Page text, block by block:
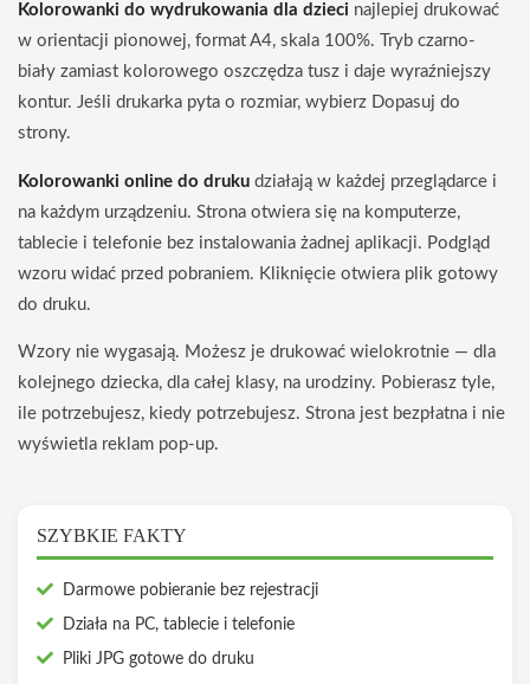
Kolorowanki do wydrukowania dla dzieci najlepiej drukować
w orientacji pionowej, format A4, skala 100%. Tryb czarno-
biały zamiast kolorowego oszczędza tusz i daje wyraźniejszy
kontur. Jeśli drukarka pyta o rozmiar, wybierz Dopasuj do
strony.
Kolorowanki online do druku działają w każdej przeglądarce i
na każdym urządzeniu. Strona otwiera się na komputerze,
tablecie i telefonie bez instalowania żadnej aplikacji. Podgląd
wzoru widać przed pobraniem. Kliknięcie otwiera plik gotowy
do druku.
Wzory nie wygasają. Możesz je drukować wielokrotnie — dla
kolejnego dziecka, dla całej klasy, na urodziny. Pobierasz tyle,
ile potrzebujesz, kiedy potrzebujesz. Strona jest bezpłatna i nie
wyświetla reklam pop-up.
SZYBKIE FAKTY
Darmowe pobieranie bez rejestracji
Działa na PC, tablecie i telefonie
Pliki JPG gotowe do druku